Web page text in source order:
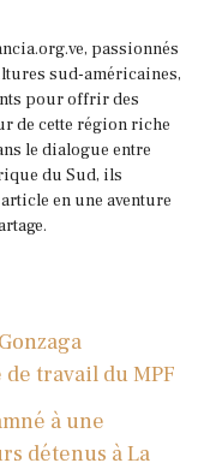
passionnés
sud-américaines,
pour offrir des
de cette région riche
le dialogue entre
du Sud, ils
en une aventure
travail du MPF
à une
détenus à La